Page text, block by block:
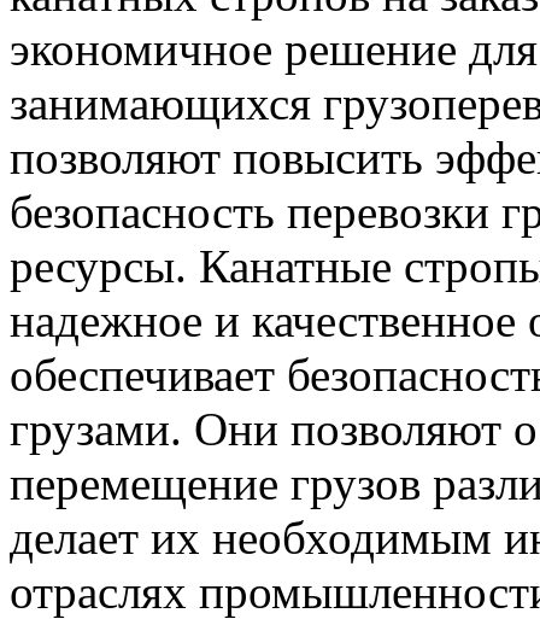
экономичное решение
занимающихся
позволяют повысить
безопасность перевозки
ресурсы. Канатные
надежное и качественное
обеспечивает
грузами. Они позволяют
перемещение грузов
делает их необходимым
отраслях